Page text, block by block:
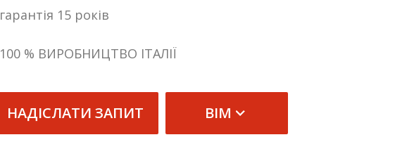
гарантія 15 років
100 % ВИРОБНИЦТВО ІТАЛІЇ
НАДІСЛАТИ ЗАПИТ BIM